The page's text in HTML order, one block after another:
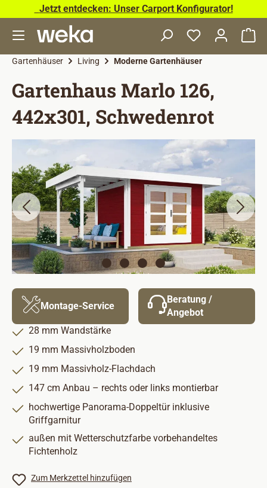
Zum Hauptinhalt springen
Jetzt entdecken: Unser Carport Konfigurator!
Gartenhäuser Living Moderne Gartenhäuser
Gartenhaus Marlo 126,
442x301, Schwedenrot
Bildergalerie überspringen
Montage-Service
Beratung /
Angebot
28 mm Wandstärke
19 mm Massivholzboden
19 mm Massivholz-Flachdach
147 cm Anbau – rechts oder links montierbar
hochwertige Panorama-Doppeltür inklusive
Griffgarnitur
außen mit Wetterschutzfarbe vorbehandeltes
Fichtenholz
Zum Merkzettel hinzufügen